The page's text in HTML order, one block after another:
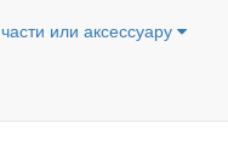
или аксессуару